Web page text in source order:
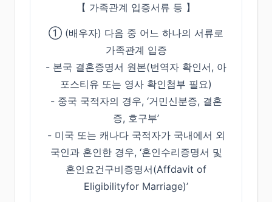
【 가족관계 입증서류 등 】
➀ (배우자) 다음 중 어느 하나의 서류로
가족관계 입증
- 본국 결혼증명서 원본(번역자 확인서, 아
포스티유 또는 영사 확인첨부 필요)
- 중국 국적자의 경우, ‘거민신분증, 결혼
증, 호구부’
- 미국 또는 캐나다 국적자가 국내에서 외
국인과 혼인한 경우, ‘혼인수리증명서 및
혼인요건구비증명서(Affdavit of
Eligibilityfor Marriage)’